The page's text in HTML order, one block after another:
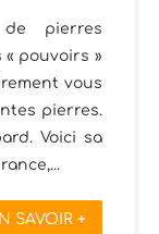
pierres
pouvoirs »
vous
pierres.
Voici sa
SAVOIR +